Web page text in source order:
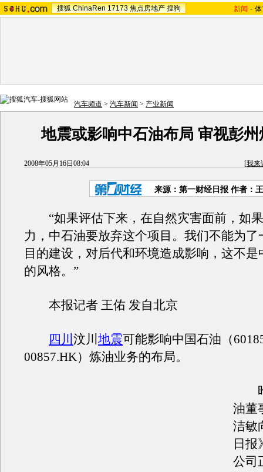
搜狐 ChinaRen 17173 焦点房地产 搜狗 新闻 -
汽车频道 > 汽车新闻 > 产业新闻
地震或影响中石油布局 审视彭
2008年05月16日08:04 [我来
来源：第一财经日报 作者：
“如果评估下来，在自然灾害面前，如
力，中石油要放弃这个项目。我们不能为了
目的建设，对后代和环境造成影响，这不是
的风格。”
本报记者 王佑 发自北京
四川 汶川 地震可能影响中国石油（
00857.HK）炼油业务的布局。
昨
油董
洁敏
日报
公司